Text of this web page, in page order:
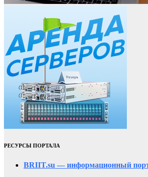
РЕСУРСЫ ПОРТАЛА
BRIIT.su — информационный